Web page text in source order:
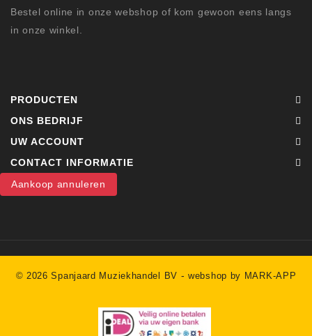
Bestel online in onze webshop of kom gewoon eens langs
in onze winkel.
PRODUCTEN
ONS BEDRIJF
UW ACCOUNT
CONTACT INFORMATIE
Aankoop annuleren
© 2026 Spanjaard Muziekhandel BV -webshop by MARK-APP